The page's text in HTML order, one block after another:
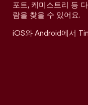
포트, 케미스트리 등
람을 찾을 수 있어요.
iOS와 Android에서